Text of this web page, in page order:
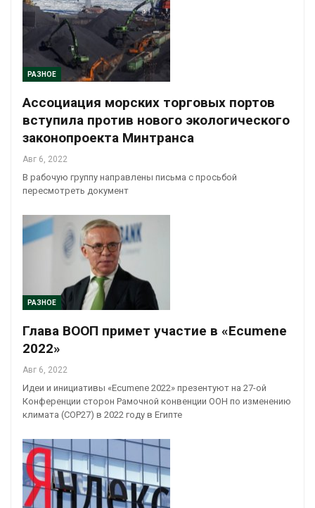
РАЗНОЕ
Ассоциация морских торговых портов
вступила против нового экологического
законопроекта Минтранса
Авг 6, 2022
В рабочую группу направлены письма с просьбой
пересмотреть документ
РАЗНОЕ
Глава ВООП примет участие в «Ecumene
2022»
Авг 6, 2022
Идеи и инициативы «Ecumene 2022» презентуют на 27-ой
Конференции сторон Рамочной конвенции ООН по изменению
климата (COP27) в 2022 году в Египте